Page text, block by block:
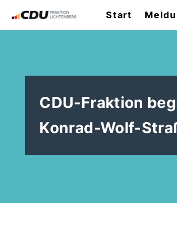
Start
CDU-Fraktion
Konrad-Wolf-